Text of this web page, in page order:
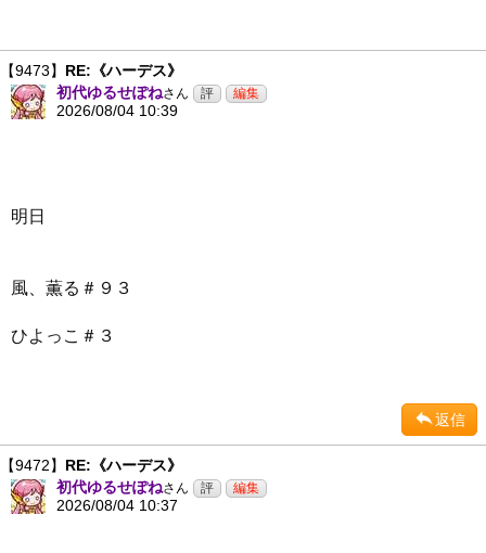
【9473】 RE:《ハーデス》
初代ゆるせぽねさん
2026/08/04 10:39
明日
風、薫る＃９３
ひよっこ＃３
返信
【9472】 RE:《ハーデス》
初代ゆるせぽねさん
2026/08/04 10:37